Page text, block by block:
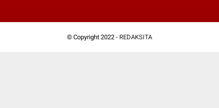
© Copyright 2022 - REDAKSITA